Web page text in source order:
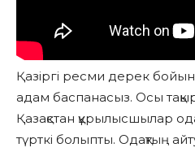
Қазіргі ресми дерек
адам баспанасыз. Осы
Қазақстан құрылысшылар
түрткі болыпты. Одақтың